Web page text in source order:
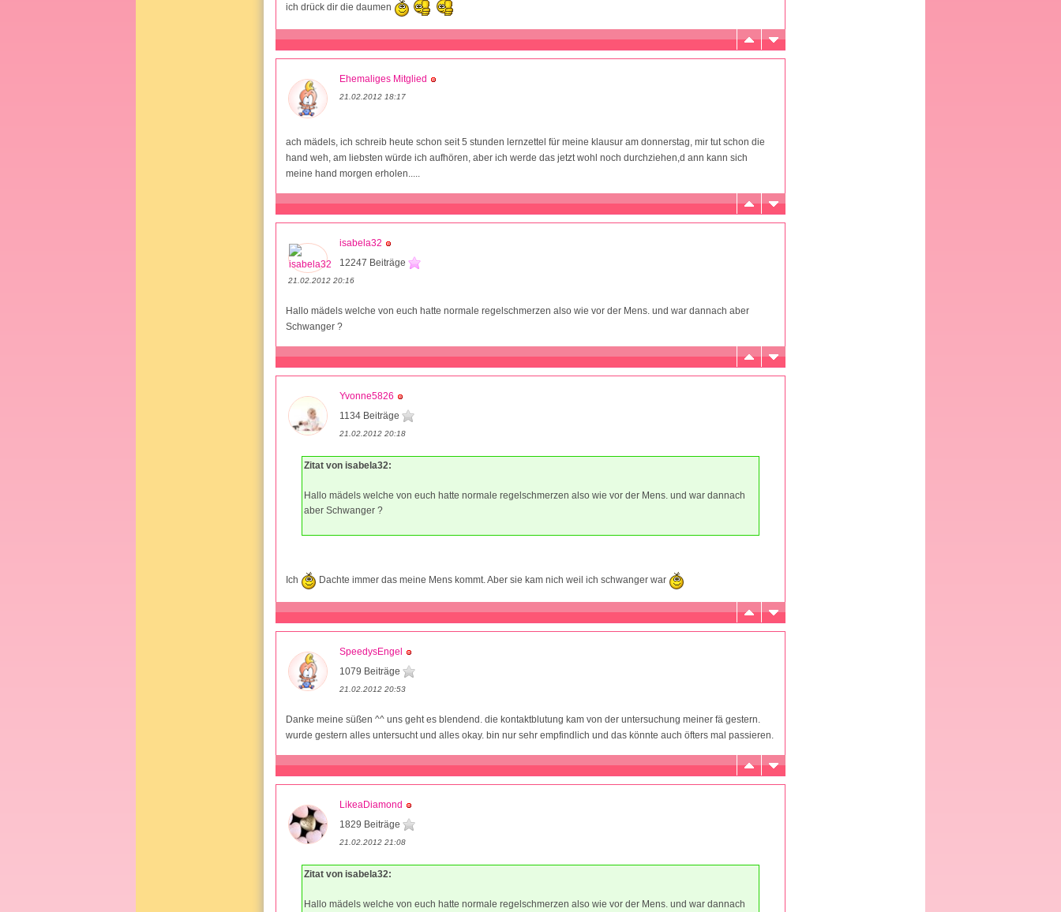
ich drück dir die daumen
Ehemaliges Mitglied
21.02.2012 18:17
ach mädels, ich schreib heute schon seit 5 stunden lernzettel für meine klausur am donnerstag, mir tut schon die
hand weh, am liebsten würde ich aufhören, aber ich werde das jetzt wohl noch durchziehen,d ann kann sich
meine hand morgen erholen.....
isabela32
12247 Beiträge
21.02.2012 20:16
Hallo mädels welche von euch hatte normale regelschmerzen also wie vor der Mens. und war dannach aber
Schwanger ?
Yvonne5826
1134 Beiträge
21.02.2012 20:18
Zitat von isabela32:
Hallo mädels welche von euch hatte normale regelschmerzen also wie vor der Mens. und war dannach
aber Schwanger ?
Ich Dachte immer das meine Mens kommt. Aber sie kam nich weil ich schwanger war
SpeedysEngel
1079 Beiträge
21.02.2012 20:53
Danke meine süßen ^^ uns geht es blendend. die kontaktblutung kam von der untersuchung meiner fä gestern.
wurde gestern alles untersucht und alles okay. bin nur sehr empfindlich und das könnte auch öfters mal passieren.
LikeaDiamond
1829 Beiträge
21.02.2012 21:08
Zitat von isabela32:
Hallo mädels welche von euch hatte normale regelschmerzen also wie vor der Mens. und war dannach